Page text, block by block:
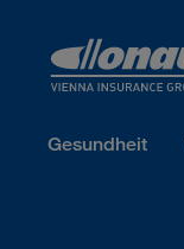
Gesundheit